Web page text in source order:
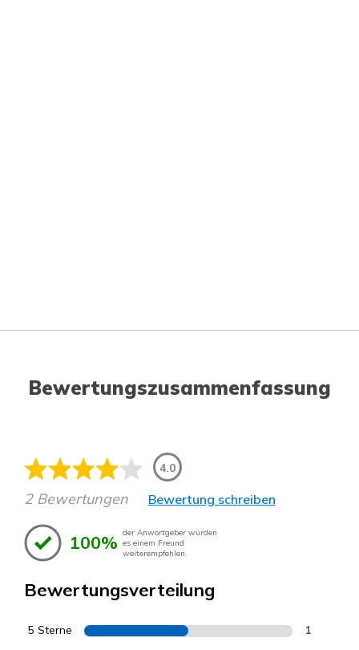
Bewertungszusammenfassung
4.0
2 Bewertungen Bewertung schreiben
100% der Anwortgeber würden
es einem Freund
weiterempfehlen.
Bewertungsverteilung
5 Sterne 1